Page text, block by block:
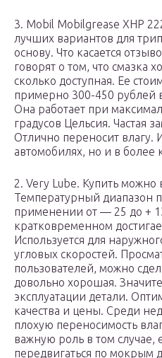
3. Mobil Mobilgrease XHP
лучших вариантов для
основу. Что касается
говорят о том, что смазка
сколько доступная. Ее
примерно 300-450 рублей
Она работает при
градусов Цельсия. Частая
Отлично переносит влагу.
автомобилях, но и в более
2. Very Lube. Купить можно
Температурный диапазон
применении от — 25 до +
кратковременном
Используется для
угловых скоростей.
пользователей, можно
довольно хорошая.
эксплуатации детали.
качества и цены. Среди
плохую переносимость
важную роль в том случае,
передвигаться по мокрым